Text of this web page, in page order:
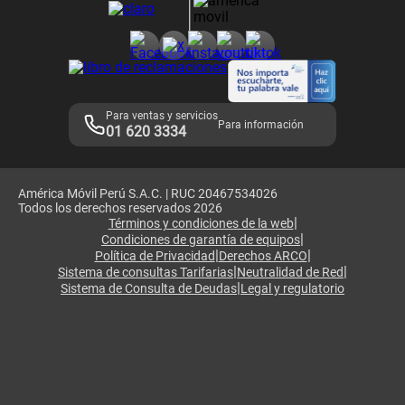
Adquirientes iPhone 6, 6S y SE
Mensaje de Seguridad
Términos y Condiciones de Tienda Claro
Libro de Reclamaciones
Para ventas y servicios
01 620 3334 Para información
América Móvil Perú S.A.C. | RUC 20467534026
Todos los derechos reservados 2026
Términos y condiciones de la web|
Condiciones de garantía de equipos|
Política de Privacidad|Derechos ARCO|
Sistema de consultas Tarifarias|Neutralidad de Red|
Sistema de Consulta de Deudas|Legal y regulatorio